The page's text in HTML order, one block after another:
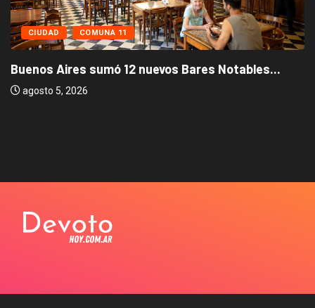
CIUDAD COMUNA 11
Buenos Aires sumó 12 nuevos Bares Notables...
agosto 5, 2026